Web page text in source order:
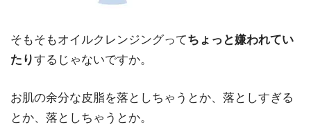
そもそもオイルクレンジングってちょっと嫌われてい
たりするじゃないですか。
お肌の余分な皮脂を落としちゃうとか、落としすぎる
とか、落としちゃうとか。